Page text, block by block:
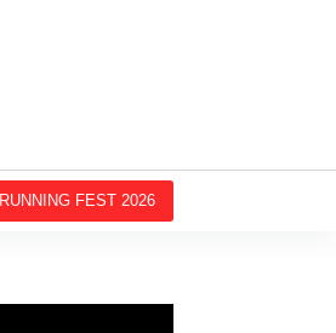
RUNNING FEST 2026